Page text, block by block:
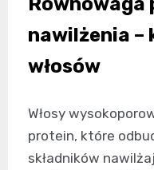
nawilżenia –
włosów
Włosy
protein, które
składników